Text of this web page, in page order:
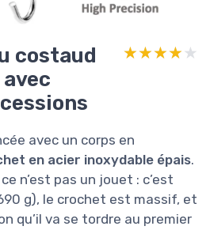
costaud
★★★★★
★★★★★
avec un corps en
en acier inoxydable épais.
n’est pas un jouet : c’est
g), le crochet est massif, et
qu’il va se tordre au premier